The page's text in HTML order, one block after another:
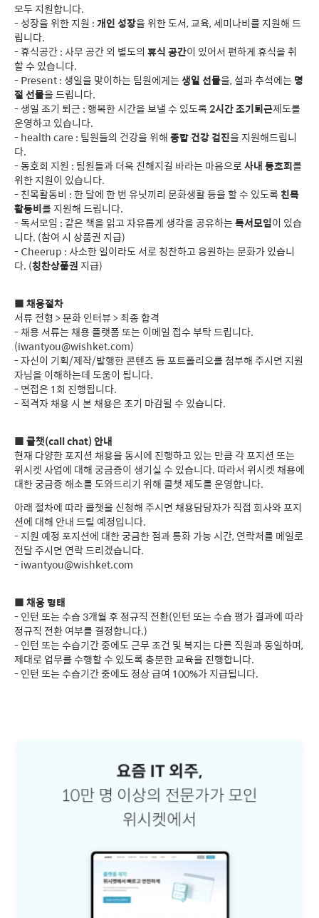
모두 지원합니다.
- 성장을 위한 지원 : 개인 성장을 위한 도서, 교육, 세미나비를 지원해 드
립니다.
- 휴식공간 : 사무 공간 외 별도의 휴식 공간이 있어서 편하게 휴식을 취
할 수 있습니다.
- Present : 생일을 맞이하는 팀원에게는 생일 선물을, 설과 추석에는 명
절 선물을 드립니다.
- 생일 조기 퇴근 : 행복한 시간을 보낼 수 있도록2시간 조기퇴근제도를
운영하고 있습니다.
- health care : 팀원들의 건강을 위해 종합 건강 검진을 지원해드립니
다.
- 동호회 지원 : 팀원들과 더욱 친해지길 바라는 마음으로사내 동호회 를
위한 지원이 있습니다.
- 친목활동비 : 한 달에 한 번 유닛끼리 문화생활 등을 할 수 있도록 친목
활동비 를 지원해 드립니다.
- 독서모임 : 같은 책을 읽고 자유롭게 생각을 공유하는 독서모임이 있습
니다. (참여 시 상품권 지급)
- Cheerup : 사소한 일이라도 서로 칭찬하고 응원하는 문화가 있습니
다. (칭찬상품권 지급)
채용절차
서류 전형 > 문화 인터뷰 > 최종 합격
- 채용 서류는 채용 플랫폼 또는 이메일 접수 부탁 드립니다.
(iwantyou@wishket.com)
- 자신이 기획/제작/발행한 콘텐츠 등 포트폴리오를 첨부해 주시면 지원
자님을 이해하는데 도움이 됩니다.
- 면접은 1회 진행됩니다.
- 적격자 채용 시 본 채용은 조기 마감될 수 있습니다.
콜챗(call chat) 안내
현재 다양한 포지션 채용을 동시에 진행하고 있는 만큼 각 포지션 또는
위시켓 사업에 대해 궁금증이 생기실 수 있습니다. 따라서 위시켓 채용에
대한 궁금증 해소를 도와드리기 위해 콜챗 제도를 운영합니다.
아래 절차에 따라 콜챗을 신청해 주시면 채용담당자가 직접 회사와 포지
션에 대해 안내 드릴 예정입니다.
- 지원 예정 포지션에 대한 궁금한 점과 통화 가능 시간, 연락처를 메일로
전달 주시면 연락 드리겠습니다.
- iwantyou@wishket.com
채용 형태
- 인턴 또는 수습 3개월 후 정규직 전환(인턴 또는 수습 평가 결과에 따라
정규직 전환 여부를 결정합니다.)
- 인턴 또는 수습기간 중에도 근무 조건 및 복지는 다른 직원과 동일하며,
제대로 업무를 수행할 수 있도록 충분한 교육을 진행합니다.
- 인턴 또는 수습기간 중에도 정상 급여 100%가 지급됩니다.